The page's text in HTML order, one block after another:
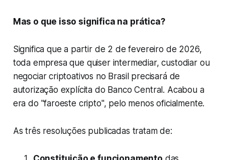
Mas o que isso significa na prática?
Significa que a partir de 2 de fevereiro de 2026,
toda empresa que quiser intermediar, custodiar ou
negociar criptoativos no Brasil precisará de
autorização explícita do Banco Central. Acabou a
era do "faroeste cripto", pelo menos oficialmente.
As três resoluções publicadas tratam de: